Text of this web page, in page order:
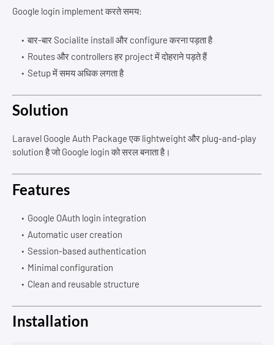
Google login implement करते समय:
बार-बार Socialite install और configure करना पड़ता है
Routes और controllers हर project में दोहराने पड़ते हैं
Setup में समय अधिक लगता है
Solution
Laravel Google Auth Package एक lightweight और plug-and-play
solution है जो Google login को सरल बनाता है।
Features
Google OAuth login integration
Automatic user creation
Session-based authentication
Minimal configuration
Clean and reusable structure
Installation